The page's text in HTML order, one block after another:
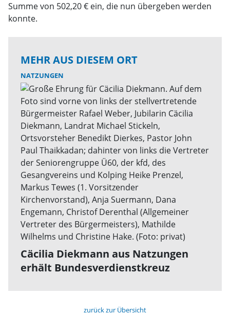
Summe von 502,20 € ein, die nun übergeben werden
konnte.
MEHR AUS DIESEM ORT
NATZUNGEN
Cäcilia Diekmann aus Natzungen
erhält Bundesverdienstkreuz
zurück zur Übersicht